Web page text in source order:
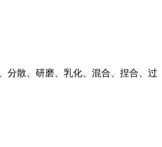
分散、研磨、乳化、混合、捏合、过